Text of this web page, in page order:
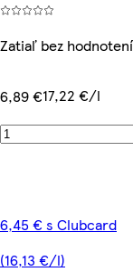
Zatiaľ bez hodnotení
6,89 €17,22 €/l
6,45 € s Clubcard
(16,13 €/l)